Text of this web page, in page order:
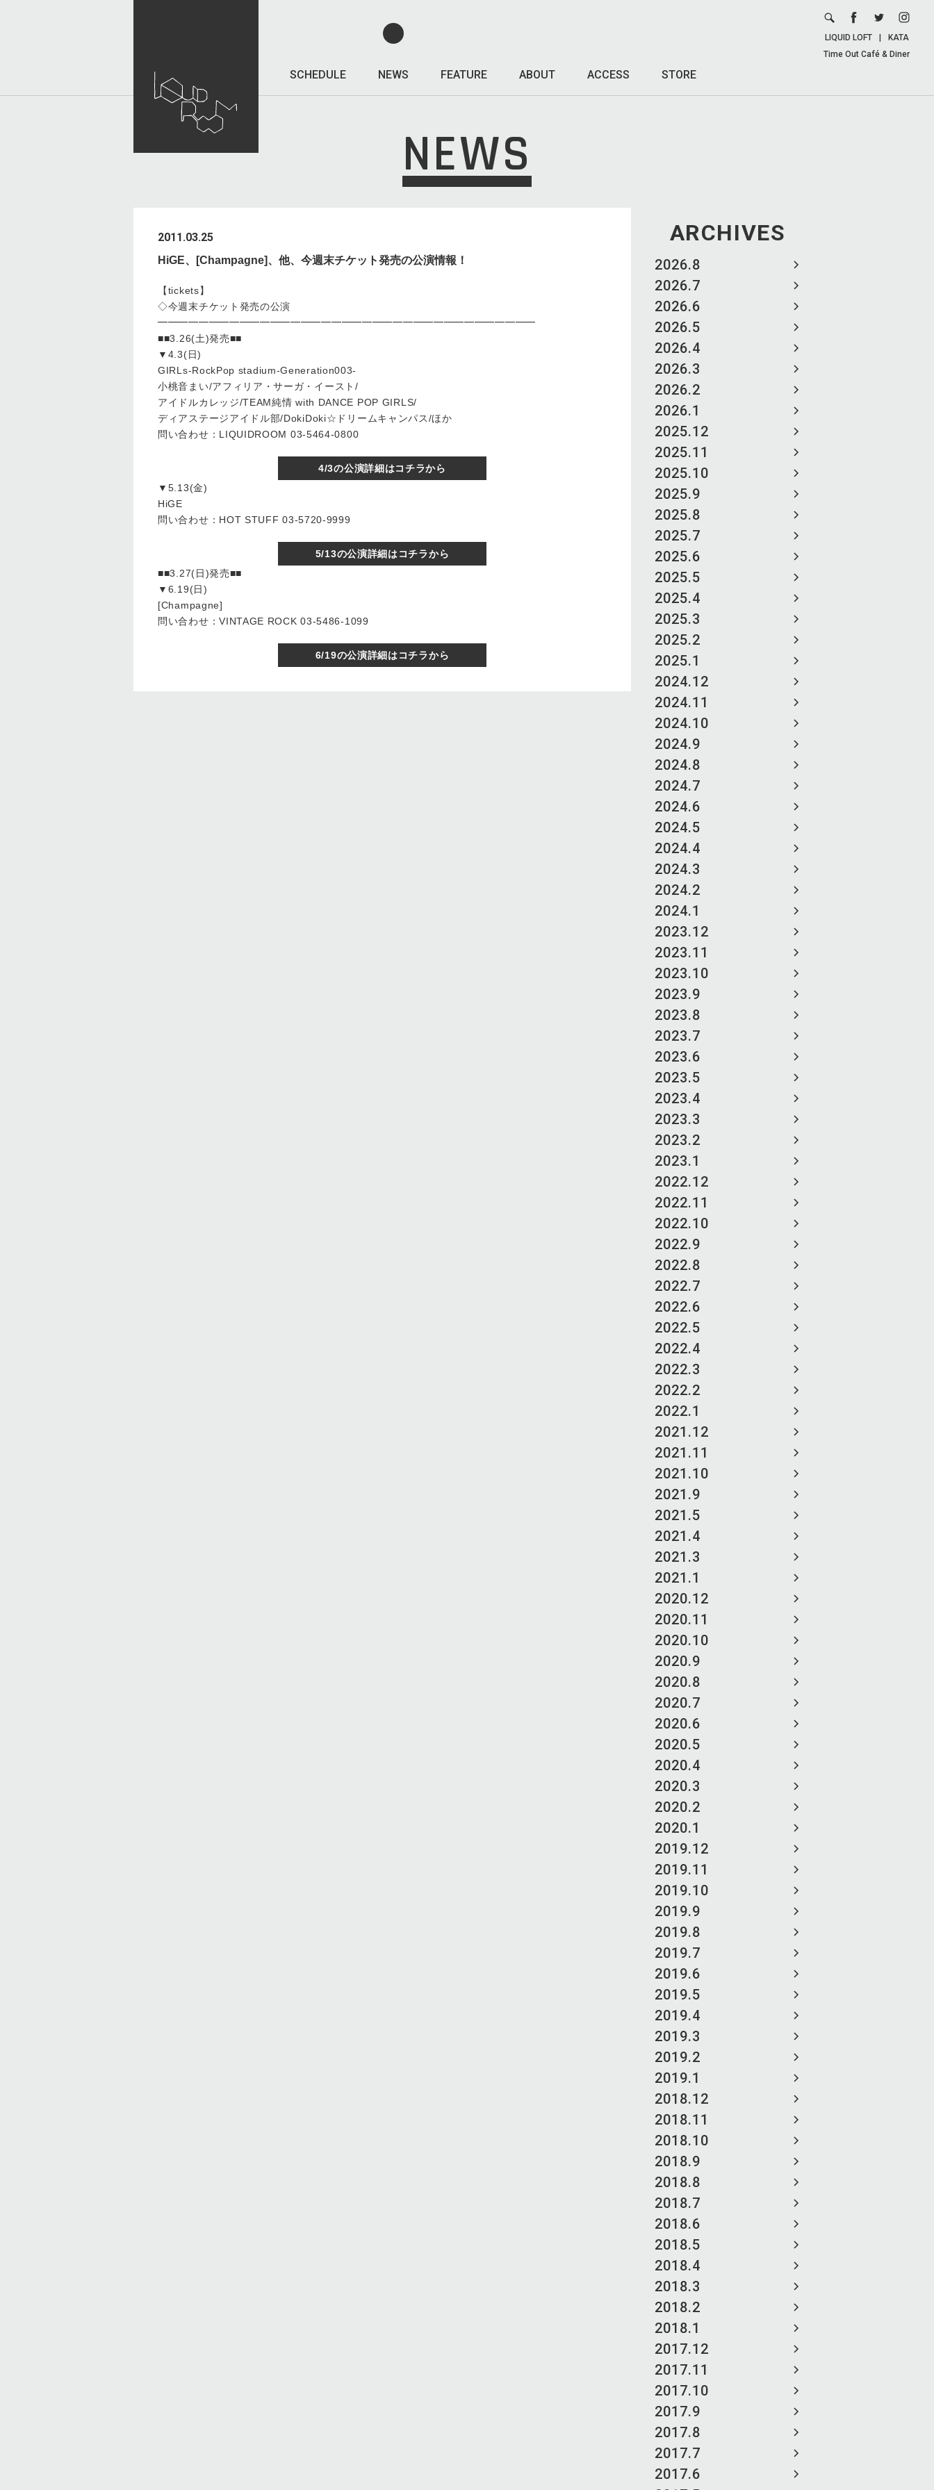
SCHEDULE NEWS FEATURE ABOUT ACCESS STORE
LIQUID LOFT
KATA
Time Out Café & Diner
NEWS
ARCHIVES
2026.8
2026.7
2026.6
2026.5
2026.4
2026.3
2026.2
2026.1
2025.12
2025.11
2025.10
2025.9
2025.8
2025.7
2025.6
2025.5
2025.4
2025.3
2025.2
2025.1
2024.12
2024.11
2024.10
2024.9
2024.8
2024.7
2024.6
2024.5
2024.4
2024.3
2024.2
2024.1
2023.12
2023.11
2023.10
2023.9
2023.8
2023.7
2023.6
2023.5
2023.4
2023.3
2023.2
2023.1
2022.12
2022.11
2022.10
2022.9
2022.8
2022.7
2022.6
2022.5
2022.4
2022.3
2022.2
2022.1
2021.12
2021.11
2021.10
2021.9
2021.5
2021.4
2021.3
2021.1
2020.12
2020.11
2020.10
2020.9
2020.8
2020.7
2020.6
2020.5
2020.4
2020.3
2020.2
2020.1
2019.12
2019.11
2019.10
2019.9
2019.8
2019.7
2019.6
2019.5
2019.4
2019.3
2019.2
2019.1
2018.12
2018.11
2018.10
2018.9
2018.8
2018.7
2018.6
2018.5
2018.4
2018.3
2018.2
2018.1
2017.12
2017.11
2017.10
2017.9
2017.8
2017.7
2017.6
2011.03.25
HiGE、[Champagne]、他、今週末チケット発売の公演情報！
【tickets】
◇今週末チケット発売の公演
━━━━━━━━━━━━━━━━━━━━━━━━━━━━━━━━━━━━━
■■3.26(土)発売■■
▼4.3(日)
GIRLs-RockPop stadium-Generation003-
小桃音まい/アフィリア・サーガ・イースト/
アイドルカレッジ/TEAM純情 with DANCE POP GIRLS/
ディアステージアイドル部/DokiDoki☆ドリームキャンパス/ほか
問い合わせ：LIQUIDROOM 03-5464-0800
4/3の公演詳細はコチラから
▼5.13(金)
HiGE
問い合わせ：HOT STUFF 03-5720-9999
5/13の公演詳細はコチラから
■■3.27(日)発売■■
▼6.19(日)
[Champagne]
問い合わせ：VINTAGE ROCK 03-5486-1099
6/19の公演詳細はコチラから